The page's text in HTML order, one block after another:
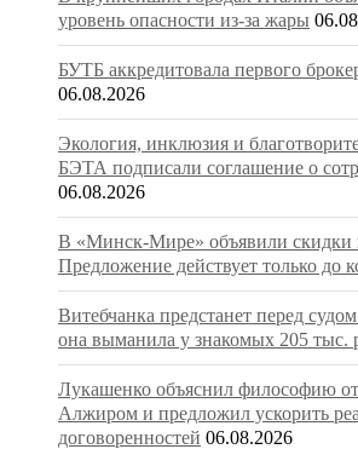
уровень опасности из-за жары
БУТБ аккредитовала первого
06.08.2026
Экология, инклюзия и
БЭТА подписали соглашение о
06.08.2026
В «Минск-Мире» объявили скидки
Предложение действует только до
Витебчанка предстанет перед
она выманила у знакомых 205 тыс.
Лукашенко объяснил философию
Алжиром и предложил ускорить
договоренностей 06.08.2026